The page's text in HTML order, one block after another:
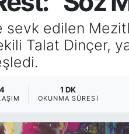
edilen
Talat Dinçer,
4 1 DK
OKUNMA SÜRESI